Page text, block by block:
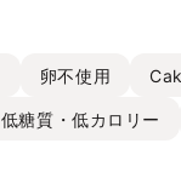
卵不使用
低糖質・低カロリー